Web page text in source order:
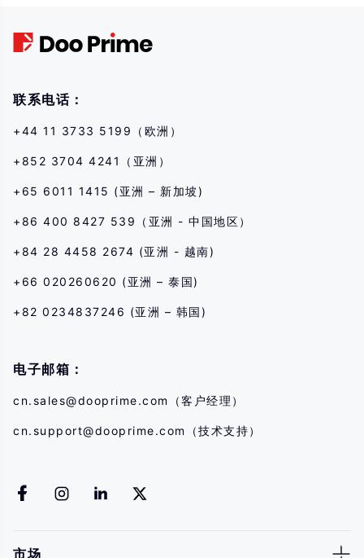
인 전문가의 조언을 구해야 합니다.
联系电话：
+44 11 3733 5199（欧洲）
+852 3704 4241（亚洲）
+65 6011 1415 (亚洲 – 新加坡)
+86 400 8427 539（亚洲 - 中国地区）
+84 28 4458 2674 (亚洲 - 越南)
+66 020260620 (亚洲 – 泰国)
+82 0234837246 (亚洲 – 韩国)
电子邮箱：
cn.sales@dooprime.com （客户经理）
cn.support@dooprime.com （技术支持）
市场